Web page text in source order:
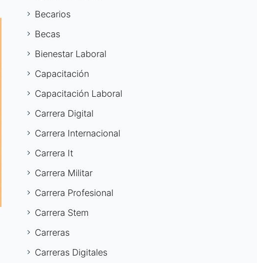
Becarios
Becas
Bienestar Laboral
Capacitación
Capacitación Laboral
Carrera Digital
Carrera Internacional
Carrera It
Carrera Militar
Carrera Profesional
Carrera Stem
Carreras
Carreras Digitales